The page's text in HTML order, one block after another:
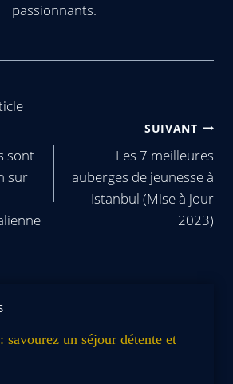
passionnants.
sont
sur
SUIVANT
Les 7 meilleures
auberges de jeunesse à
Istanbul (Mise à jour
2023)
savourez un séjour détente et